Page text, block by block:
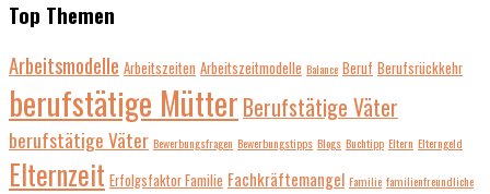
Top Themen
Arbeitsmodelle Arbeitszeiten Arbeitszeitmodelle Balance Beruf Berufsrückkehr
berufstätige Mütter Berufstätige Väter
berufstätige Väter Bewerbungsfragen Bewerbungstipps Blogs Buchtipp Eltern Elterngeld
Elternzeit Erfolgsfaktor Familie Fachkräftemangel Familie familienfreundliche